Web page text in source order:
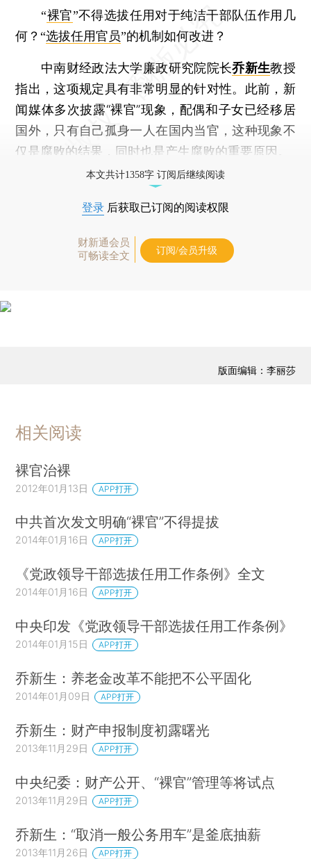
“裸官”不得选拔任用对于纯洁干部队伍作用几
何？“选拔任用官员”的机制如何改进？
中南财经政法大学廉政研究院院长乔新生教授
指出，这项规定具有非常明显的针对性。此前，新
闻媒体多次披露“裸官”现象，配偶和子女已经移居
国外，只有自己孤身一人在国内当官，这种现象不
仅是腐败的结果，同时也是产生腐败的重要原因。
本文共计1358字 订阅后继续阅读
登录 后获取已订阅的阅读权限
财新通会员
可畅读全文
订阅/会员升级
版面编辑：李丽莎
相关阅读
裸官治裸
2012年01月13日 APP打开
中共首次发文明确“裸官”不得提拔
2014年01月16日 APP打开
《党政领导干部选拔任用工作条例》全文
2014年01月16日 APP打开
中央印发《党政领导干部选拔任用工作条例》
2014年01月15日 APP打开
乔新生：养老金改革不能把不公平固化
2014年01月09日 APP打开
乔新生：财产申报制度初露曙光
2013年11月29日 APP打开
中央纪委：财产公开、“裸官”管理等将试点
2013年11月29日 APP打开
乔新生：“取消一般公务用车”是釜底抽薪
2013年11月26日 APP打开